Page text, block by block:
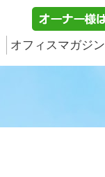
オフィスマガジン